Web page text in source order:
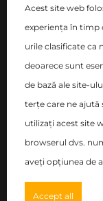
Blog
Contact
S.C. ZEN DECO
București,
sc. C, et. 6, ap.
Nr. Registrul
CUI: RO38096011
Acest site web
experiența în timp
urile clasificate ca
deoarece sunt
de bază ale site-
terțe care ne ajută
utilizați acest site
browserul dvs.
aveți opțiunea de
Accept all